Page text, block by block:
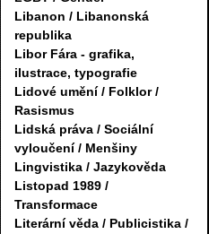
Libanon / Libanonská
republika
Libor Fára - grafika,
ilustrace, typografie
Lidové umění / Folklor /
Rasismus
Lidská práva / Sociální
vyloučení / Menšiny
Lingvistika / Jazykověda
Listopad 1989 /
Transformace
Literární věda / Publicistika /